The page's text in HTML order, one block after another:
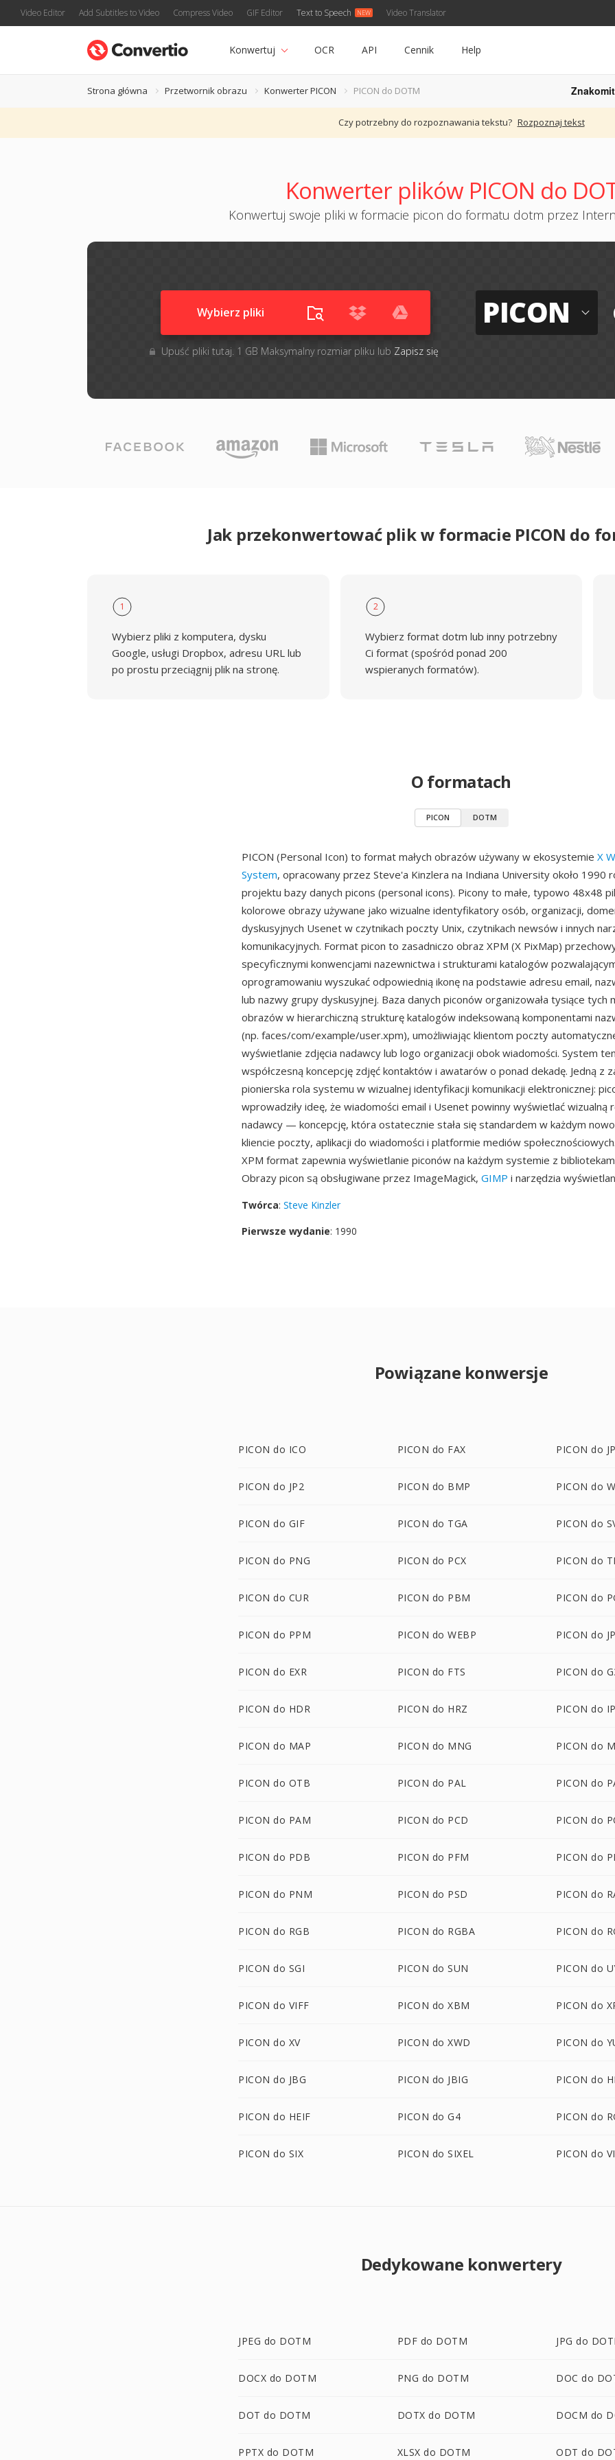
Video Editor Add Subtitles to Video Compress Video GIF Editor Text to Speech Video Translator
Konwertuj OCR API Cennik Help
Strona główna Przetwornik obrazu Konwerter PICON PICON do DOTM
Czy potrzebny do rozpoznawania tekstu? Rozpoznaj tekst
Konwerter plików PICON do
Konwertuj swoje pliki w formacie picon do formatu dotm przez
Wybierz pliki
Upuść pliki tutaj. 1 GB Maksymalny rozmiar pliku lub Zapisz się
PICON
Jak przekonwertować plik w formacie PICON do
1
Wybierz pliki z komputera, dysku
Google, usługi Dropbox, adresu URL lub
po prostu przeciągnij plik na stronę.
2
Wybierz format dotm lub inny potrzebny
Ci format (spośród ponad 200
wspieranych formatów).
O formatach
PICON DOTM
PICON (Personal Icon) to format małych obrazów używany w ekosystemie X
System, opracowany przez Steve'a Kinzlera na Indiana University około 1990
projektu bazy danych picons (personal icons). Picony to małe, typowo 48x48
kolorowe obrazy używane jako wizualne identyfikatory osób, organizacji,
dyskusyjnych Usenet w czytnikach poczty Unix, czytnikach newsów i innych
komunikacyjnych. Format picon to zasadniczo obraz XPM (X PixMap)
specyficznymi konwencjami nazewnictwa i strukturami katalogów
oprogramowaniu wyszukać odpowiednią ikonę na podstawie adresu email,
lub nazwy grupy dyskusyjnej. Baza danych piconów organizowała tysiące tych
obrazów w hierarchiczną strukturę katalogów indeksowaną komponentami
(np. faces/com/example/user.xpm), umożliwiając klientom poczty
wyświetlanie zdjęcia nadawcy lub logo organizacji obok wiadomości. System
współczesną koncepcję zdjęć kontaktów i awatarów o ponad dekadę. Jedną z
pionierska rola systemu w wizualnej identyfikacji komunikacji elektronicznej:
wprowadziły ideę, że wiadomości email i Usenet powinny wyświetlać wizualną
nadawcy — koncepcję, która ostatecznie stała się standardem w każdym
kliencie poczty, aplikacji do wiadomości i platformie mediów
XPM format zapewnia wyświetlanie piconów na każdym systemie z
Obrazy picon są obsługiwane przez ImageMagick, GIMP i narzędzia
Twórca: Steve Kinzler
Pierwsze wydanie: 1990
Powiązane konwersje
PICON do ICO PICON do FAX PICON do
PICON do JP2 PICON do BMP PICON do
PICON do GIF PICON do TGA PICON do
PICON do PNG PICON do PCX PICON do
PICON do CUR PICON do PBM PICON do
PICON do PPM PICON do WEBP PICON do
PICON do EXR PICON do FTS PICON do
PICON do HDR PICON do HRZ PICON do
PICON do MAP PICON do MNG PICON do
PICON do OTB PICON do PAL PICON do
PICON do PAM PICON do PCD PICON do
PICON do PDB PICON do PFM PICON do
PICON do PNM PICON do PSD PICON do
PICON do RGB PICON do RGBA PICON do
PICON do SGI PICON do SUN PICON do
PICON do VIFF PICON do XBM PICON do
PICON do XV PICON do XWD PICON do
PICON do JBG PICON do JBIG PICON do
PICON do HEIF PICON do G4 PICON do
PICON do SIX PICON do SIXEL PICON do
Dedykowane konwertery
JPEG do DOTM PDF do DOTM JPG do
DOCX do DOTM PNG do DOTM DOC do
DOT do DOTM DOTX do DOTM DOCM do
PPTX do DOTM XLSX do DOTM ODT do